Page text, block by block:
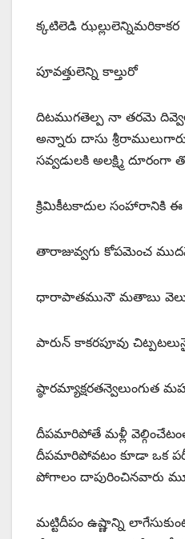
క్కటిలెడి ఝల్లులెన్నిమరికాకర
పూవత్తులెన్ని కాల్తురో
దిటముగతెల్ప నా తరమె దివ్వెల
అన్నారు దాసు
సవ్వడులకి అలక్ష్మి దూరంగా
క్రిమికీటకాదుల సంహారానికి
తారాజువ్వగు కోపమెంచ
ధారాపాతమునౌ మతాబు
పారున్‌ ‌కాకరపూవు
ష్ఠారమ్యాక్షరతన్వెలుంగుత
‌దీపమారిపోతే మళ్లీ
దీపమారిపోవటం కూడా ఒక
పోగాలం దాపురించినవారు
మట్టిదీపం ఉష్ణాన్ని